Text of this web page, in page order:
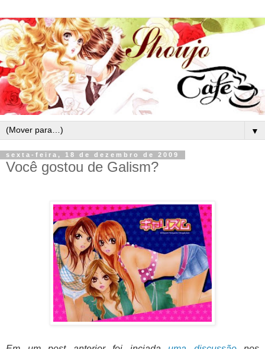
▼
sexta-feira, 18 de dezembro de 2009
Você gostou de Galism?